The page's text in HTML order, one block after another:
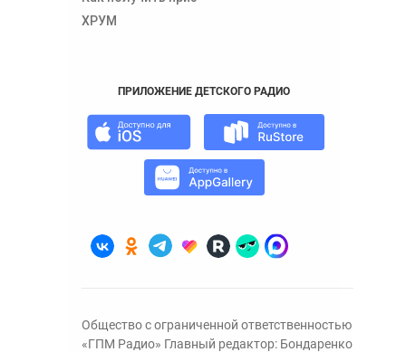
ХРУМ
ПРИЛОЖЕНИЕ ДЕТСКОГО РАДИО
Общество с ограниченной ответственностью
«ГПМ Радио» Главный редактор: Бондаренко